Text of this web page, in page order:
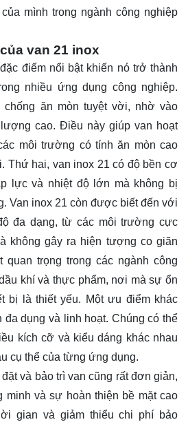
mình trong ngành công nghiệp
van 21 inox
điểm nổi bật khiến nó trở thành
nhiều ứng dụng công nghiệp.
ăn mòn tuyệt vời, nhờ vào
cao. Điều này giúp van hoạt
môi trường có tính ăn mòn cao
Thứ hai, van inox 21 có độ bền cơ
lực và nhiệt độ lớn mà không bị
Van inox 21 còn được biết đến với
đa dạng, từ các môi trường cực
không gây ra hiện tượng co giãn
trọng trong các ngành công
khí và thực phẩm, nơi mà sự ổn
bị là thiết yếu. Một ưu điểm khác
đa dụng và linh hoạt. Chúng có thể
kích cỡ và kiểu dáng khác nhau
cụ thể của từng ứng dụng.
và bảo trì van cũng rất đơn giản,
minh và sự hoàn thiện bề mặt cao
gian và giảm thiểu chi phí bảo